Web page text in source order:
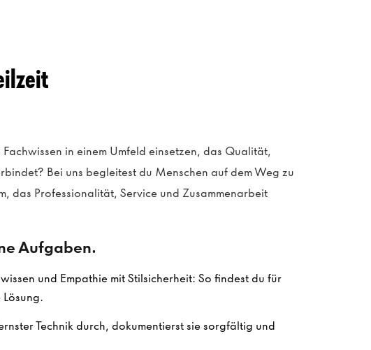
in einem Umfeld einsetzen, das Qualität,
Bei uns begleitest du Menschen auf dem Weg zu
das Professionalität, Service und Zusammenarbeit
Aufgaben.
und Empathie mit Stilsicherheit: So findest du für
Technik durch, dokumentierst sie sorgfältig und